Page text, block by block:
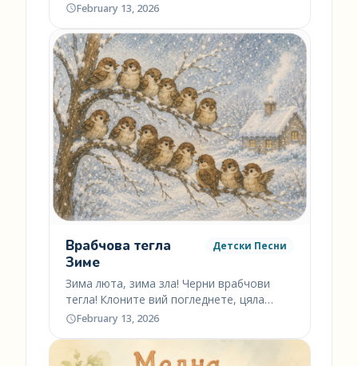
February 13, 2026
Врабчова тегла
Зиме
Детски Песни
Зима люта, зима зла! Черни врабчови
тегла! Клоните вий погледнете, цяла
врабчова дружина с…
February 13, 2026